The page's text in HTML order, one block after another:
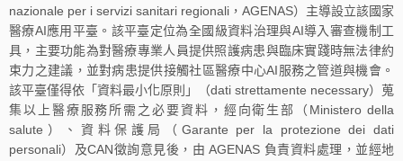
nazionale per i servizi sanitari regionali，AGENAS）主導設立該國家
醫療AI應用平臺。該平臺定位為全國級資料治理與AI導入審查機制工
具，主要功能為對醫療專業人員提供照護病患與臨床實踐時無法律約
束力之建議，並對病患提供接觸社區醫療中心AI服務之管道與機會。
該平臺僅得依「資料最小化原則」（dati strettamente necessary）蒐
集以上醫療服務所需之必要資料，經向衛生部（Ministero della
salute）、資料保護局（Garante per la protezione dei dati
personali）及CAN徵詢意見後，由 AGENAS 負責資料處理，並經地